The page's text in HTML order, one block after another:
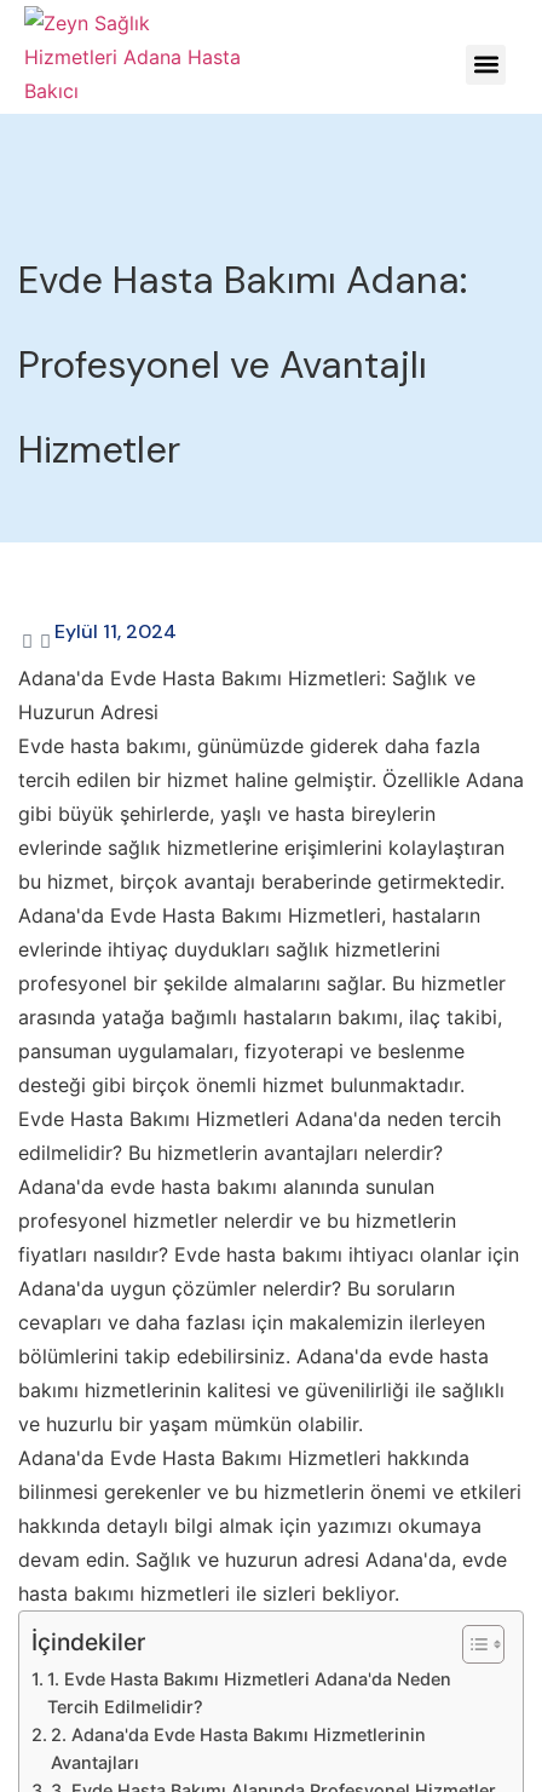
Evde Hasta Bakımı Adana:
Profesyonel ve Avantajlı
Hizmetler
Eylül 11, 2024
Adana'da Evde Hasta Bakımı Hizmetleri: Sağlık ve
Huzurun Adresi
Evde hasta bakımı, günümüzde giderek daha fazla
tercih edilen bir hizmet haline gelmiştir. Özellikle Adana
gibi büyük şehirlerde, yaşlı ve hasta bireylerin
evlerinde sağlık hizmetlerine erişimlerini kolaylaştıran
bu hizmet, birçok avantajı beraberinde getirmektedir.
Adana'da Evde Hasta Bakımı Hizmetleri, hastaların
evlerinde ihtiyaç duydukları sağlık hizmetlerini
profesyonel bir şekilde almalarını sağlar. Bu hizmetler
arasında yatağa bağımlı hastaların bakımı, ilaç takibi,
pansuman uygulamaları, fizyoterapi ve beslenme
desteği gibi birçok önemli hizmet bulunmaktadır.
Evde Hasta Bakımı Hizmetleri Adana'da neden tercih
edilmelidir? Bu hizmetlerin avantajları nelerdir?
Adana'da evde hasta bakımı alanında sunulan
profesyonel hizmetler nelerdir ve bu hizmetlerin
fiyatları nasıldır? Evde hasta bakımı ihtiyacı olanlar için
Adana'da uygun çözümler nelerdir? Bu soruların
cevapları ve daha fazlası için makalemizin ilerleyen
bölümlerini takip edebilirsiniz. Adana'da evde hasta
bakımı hizmetlerinin kalitesi ve güvenilirliği ile sağlıklı
ve huzurlu bir yaşam mümkün olabilir.
Adana'da Evde Hasta Bakımı Hizmetleri hakkında
bilinmesi gerekenler ve bu hizmetlerin önemi ve etkileri
hakkında detaylı bilgi almak için yazımızı okumaya
devam edin. Sağlık ve huzurun adresi Adana'da, evde
hasta bakımı hizmetleri ile sizleri bekliyor.
İçindekiler
1. Evde Hasta Bakımı Hizmetleri Adana'da Neden
Tercih Edilmelidir?
2. Adana'da Evde Hasta Bakımı Hizmetlerinin
Avantajları